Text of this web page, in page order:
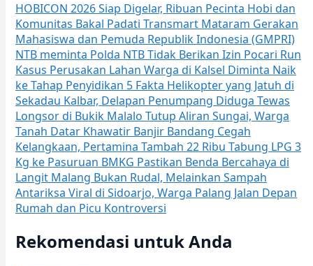
HOBICON 2026 Siap Digelar, Ribuan Pecinta Hobi dan
Komunitas Bakal Padati Transmart Mataram Gerakan
Mahasiswa dan Pemuda Republik Indonesia (GMPRI)
NTB meminta Polda NTB Tidak Berikan Izin Pocari Run
Kasus Perusakan Lahan Warga di Kalsel Diminta Naik
ke Tahap Penyidikan 5 Fakta Helikopter yang Jatuh di
Sekadau Kalbar, Delapan Penumpang Diduga Tewas
Longsor di Bukik Malalo Tutup Aliran Sungai, Warga
Tanah Datar Khawatir Banjir Bandang Cegah
Kelangkaan, Pertamina Tambah 22 Ribu Tabung LPG 3
Kg ke Pasuruan BMKG Pastikan Benda Bercahaya di
Langit Malang Bukan Rudal, Melainkan Sampah
Antariksa Viral di Sidoarjo, Warga Palang Jalan Depan
Rumah dan Picu Kontroversi
Rekomendasi untuk Anda